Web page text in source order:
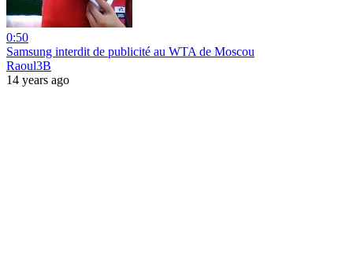
0:50
Samsung interdit de publicité au WTA de Moscou
Raoul3B
14 years ago